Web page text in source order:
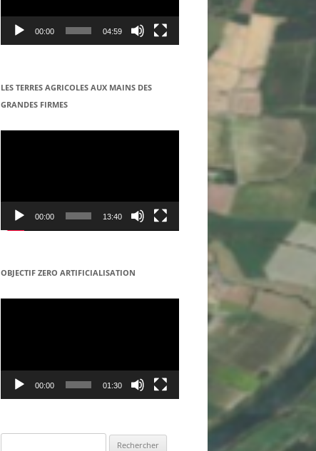
LION D’OR » A SIMANDRE
DE SENNECEY-LE-GRAND
00:00 04:59
LES TERRES AGRICOLES AUX MAINS DES
GRANDES FIRMES
Lecteur
00:00 13:40
OBJECTIF ZERO ARTIFICIALISATION
Lecteur
00:00 01:30